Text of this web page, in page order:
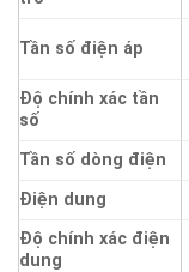
Tần số điện áp
Độ chính xác tần
số
Tần số dòng điện
Điện dung
Độ chính xác điện
dung